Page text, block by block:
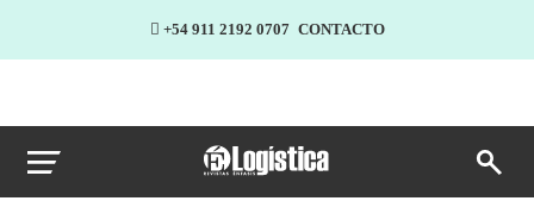
+54 911 2192 0707 CONTACTO